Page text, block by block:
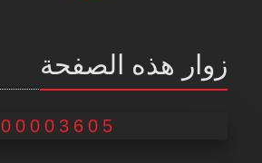
زوار هذه الصفحة
00003605